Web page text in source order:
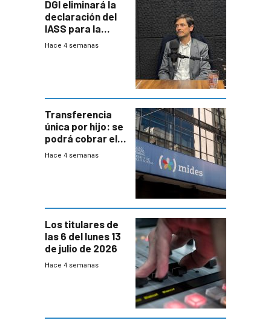
DGI eliminará la
declaración del
IASS para la
mayoría de los
Hace 4 semanas
Transferencia
única por hijo: se
podrá cobrar el
100% en efectivo
Hace 4 semanas
Los titulares de
las 6 del lunes 13
de julio de 2026
Hace 4 semanas